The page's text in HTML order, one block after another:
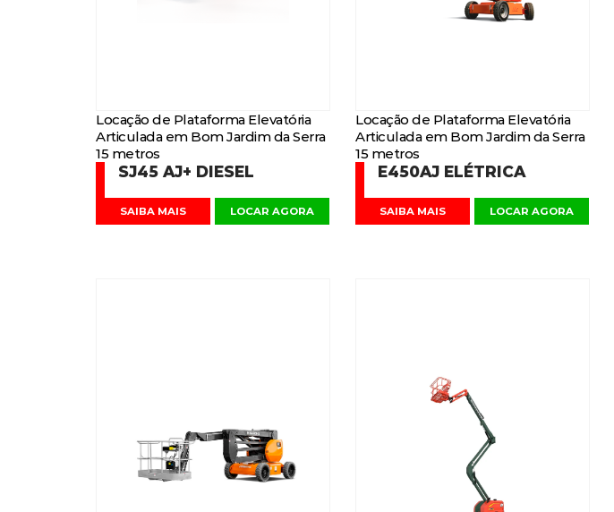
Locação de Plataforma Elevatória
Articulada em Bom Jardim da Serra
15 metros
SJ45 AJ+ DIESEL
SAIBA MAIS LOCAR AGORA
Locação de Plataforma Elevatória
Articulada em Bom Jardim da Serra
15 metros
E450AJ ELÉTRICA
SAIBA MAIS LOCAR AGORA